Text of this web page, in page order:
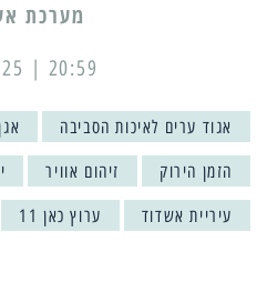
מערכת
20:59 | 08/01/2025
אגוד ערים לאיכות הסביבה
הזמן הירוק זיהום אוויר
עיריית אשדוד ערוץ כאן 11